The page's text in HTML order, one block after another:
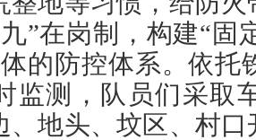
”在岗制，构建“固
的防控体系。依托
监测，队员们采取
、地头、坟区、村